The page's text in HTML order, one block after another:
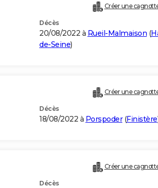
Créer une
Décès
20/08/2022 à Rueil-Malmaison (
de-Seine)
Créer une
Décès
18/08/2022 à Porspoder(Finistère
Créer une
Décès